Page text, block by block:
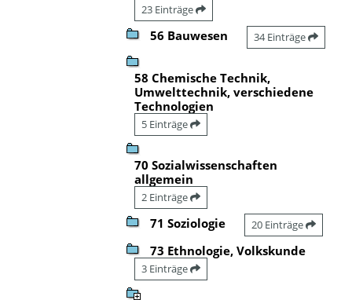
23 Einträge
56 Bauwesen 34 Einträge
58 Chemische Technik,
Umwelttechnik, verschiedene
Technologien
5 Einträge
70 Sozialwissenschaften
allgemein
2 Einträge
71 Soziologie 20 Einträge
73 Ethnologie, Volkskunde
3 Einträge